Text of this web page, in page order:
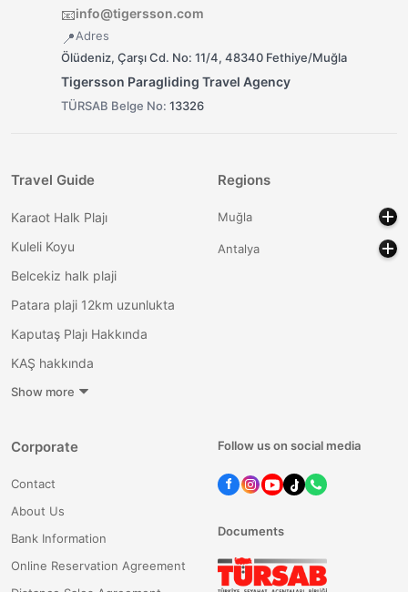
📧info@tigersson.com
📍Adres
Ölüdeniz, Çarşı Cd. No: 11/4, 48340 Fethiye/Muğla
Tigersson Paragliding Travel Agency
TÜRSAB Belge No: 13326
Travel Guide
Karaot Halk Plajı
Kuleli Koyu
Belcekiz halk plaji
Patara plaji 12km uzunlukta
Kaputaş Plajı Hakkında
KAŞ hakkında
Show more
Regions
Muğla
Antalya
Corporate
Contact
About Us
Bank Information
Online Reservation Agreement
Follow us on social media
Documents